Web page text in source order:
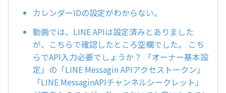
カレンダーIDの設定がわからない。
動画では、LINE APIは設定済みとありました
が、こちらで確認したところ空欄でした。 こち
らでAPI入力必要でしょうか？ 「オーナー基本設
定」の「LINE Messagin APIアクセストークン」
「LINE MessaginAPIチャンネルシークレット」